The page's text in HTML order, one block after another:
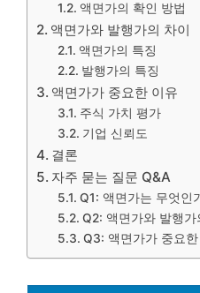
액면가의 확인 방법
액면가와 발행가의 차이
액면가의 특징
발행가의 특징
액면가가 중요한 이유
주식 가치 평가
기업 신뢰도
결론
자주 묻는 질문 Q&A
Q1: 액면가는 무엇인
Q2: 액면가와 발행
Q3: 액면가가 중요